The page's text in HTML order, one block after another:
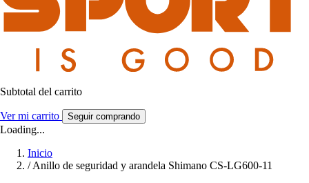
Subtotal del carrito
Ver mi carrito Seguir comprando
Loading...
Inicio
/Anillo de seguridad y arandela Shimano CS-LG600-11